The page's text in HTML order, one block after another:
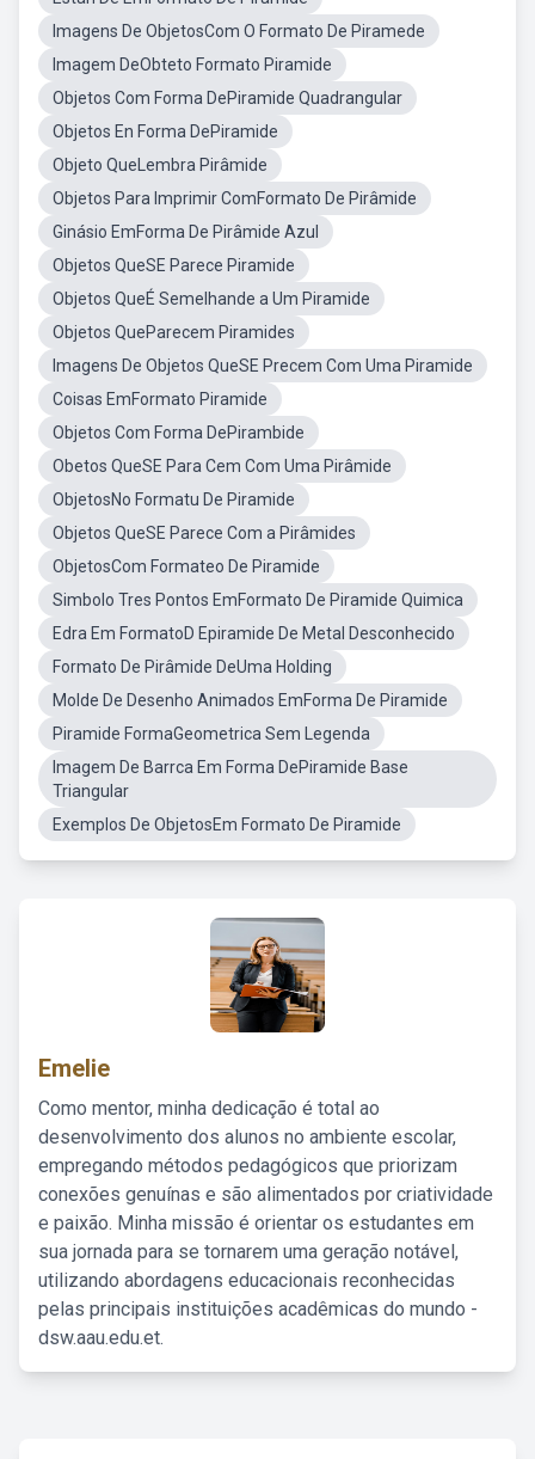
Imagens De ObjetosCom O Formato De Piramede
Imagem DeObteto Formato Piramide
Objetos Com Forma DePiramide Quadrangular
Objetos En Forma DePiramide
Objeto QueLembra Pirâmide
Objetos Para Imprimir ComFormato De Pirâmide
Ginásio EmForma De Pirâmide Azul
Objetos QueSE Parece Piramide
Objetos QueÉ Semelhande a Um Piramide
Objetos QueParecem Piramides
Imagens De Objetos QueSE Precem Com Uma Piramide
Coisas EmFormato Piramide
Objetos Com Forma DePirambide
Obetos QueSE Para Cem Com Uma Pirâmide
ObjetosNo Formatu De Piramide
Objetos QueSE Parece Com a Pirâmides
ObjetosCom Formateo De Piramide
Simbolo Tres Pontos EmFormato De Piramide Quimica
Edra Em FormatoD Epiramide De Metal Desconhecido
Formato De Pirâmide DeUma Holding
Molde De Desenho Animados EmForma De Piramide
Piramide FormaGeometrica Sem Legenda
Imagem De Barrca Em Forma DePiramide Base
Triangular
Exemplos De ObjetosEm Formato De Piramide
Emelie
Como mentor, minha dedicação é total ao
desenvolvimento dos alunos no ambiente escolar,
empregando métodos pedagógicos que priorizam
conexões genuínas e são alimentados por criatividade
e paixão. Minha missão é orientar os estudantes em
sua jornada para se tornarem uma geração notável,
utilizando abordagens educacionais reconhecidas
pelas principais instituições acadêmicas do mundo -
dsw.aau.edu.et.